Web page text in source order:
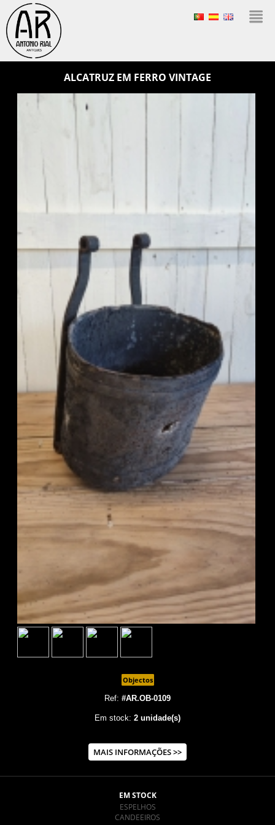
ALCATRUZ EM FERRO VINTAGE
Objectos
Ref: #AR.OB-0109
Em stock: 2 unidade(s)
MAIS INFORMAÇÕES >>
EM STOCK
ESPELHOS
CANDEEIROS